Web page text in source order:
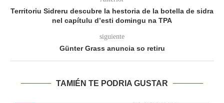
Territoriu Sidreru descubre la hestoria de la botella de sidra
nel capítulu d’esti domingu na TPA
siguiente
Günter Grass anuncia so retiru
TAMIÉN TE PODRIA GUSTAR